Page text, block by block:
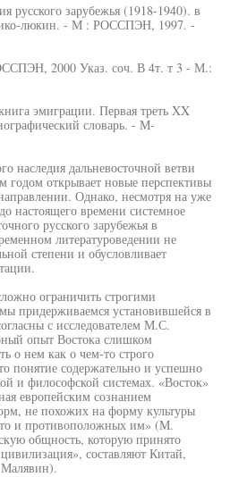
русского зарубежья (1918-1940). в
люкин. - М : РОССПЭН, 1997. -
2000 Указ. соч. В 4т. т 3 - М.:
эмиграции. Первая треть XX
словарь. - М-
наследия дальневосточной ветви
годом открывает новые перспективы
Однако, несмотря на уже
настоящего времени системное
русского зарубежья в
литературоведении не
степени и обусловливает
ограничить строгими
придерживаемся установившейся в
с исследователем М.С.
опыт Востока слишком
о нем как о чем-то строго
понятие содержательно и успешно
и философской системах. «Восток»
европейским сознанием
не похожих на форму культуры
и противоположных им» (М.
общность, которую принято
составляют Китай,